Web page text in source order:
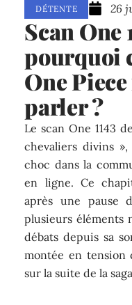
DÉTENTE 26
Scan One
pourquoi
One
parler ?
Le scan One 1143
chevaliers divins
choc dans la
en ligne. Ce
après une pause
plusieurs éléments
débats depuis sa
montée en tension
sur la suite de la